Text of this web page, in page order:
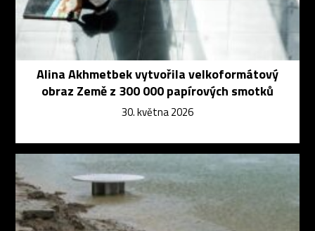
Alina Akhmetbek vytvořila velkoformátový
obraz Země z 300 000 papírových smotků
30. května 2026